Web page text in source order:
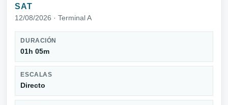
SAT
12/08/2026 · Terminal A
DURACIÓN
01h 05m
ESCALAS
Directo